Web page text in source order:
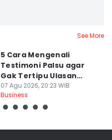
See More
5 Cara Mengenali
Testimoni Palsu agar
Gak Tertipu Ulasan
Menyesatkan
07 Agu 2026, 20:23 WIB
Business